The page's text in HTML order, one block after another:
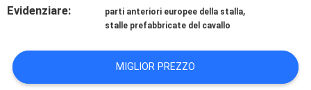
DEL
SITO
Evidenziare: parti anteriori europee della stalla,
stalle prefabbricate del cavallo
MIGLIOR PREZZO